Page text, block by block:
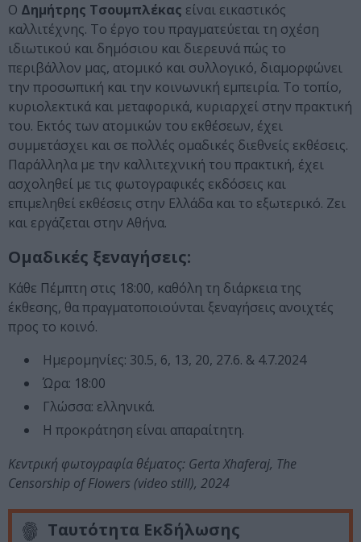
Ο Δημήτρης Τσουμπλέκας είναι εικαστικός
καλλιτέχνης. Το έργο του πραγματεύεται τη σχέση
ιδιωτικού και δημόσιου και διερευνά πώς το
περιβάλλον μας, ατομικό και συλλογικό, διαμορφώνει
την προσωπική και την κοινωνική εμπειρία. Το τοπίο,
κυριολεκτικά και μεταφορικά, κυριαρχεί στην πρακτική
του. Εκτός των ατομικών του εκθέσεων, έχει
συμμετάσχει και σε πολλές ομαδικές διεθνείς εκθέσεις.
Παράλληλα με την καλλιτεχνική του πρακτική, έχει
ασχοληθεί με τις φωτογραφικές εκδόσεις και
επιμεληθεί εκθέσεις στην Ελλάδα και το εξωτερικό. Ζει
και εργάζεται στην Αθήνα.
Ομαδικές ξεναγήσεις:
Κάθε Πέμπτη στις 18:00, καθόλη τη διάρκεια της
έκθεσης, θα πραγματοποιούνται ξεναγήσεις ανοιχτές
προς το κοινό.
Ημερομηνίες: 30.5, 6, 13, 20, 27.6. & 4.7.2024
Ώρα: 18:00
Γλώσσα: ελληνικά.
Η προκράτηση είναι απαραίτητη.
Κεντρική φωτογραφία θέματος: Gerta Xhaferaj, The
Censorship of Flowers (video still), 2024
Ταυτότητα Εκδήλωσης